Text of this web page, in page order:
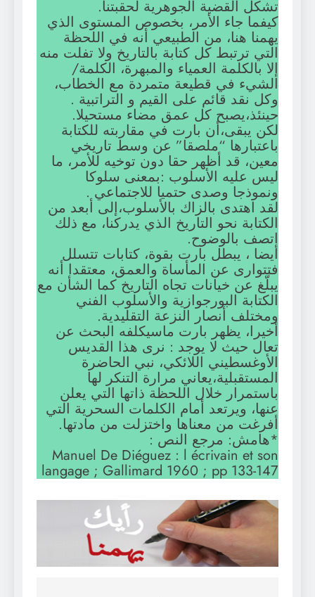
تشكل القضية الجوهرية لحقبتنا.
كيفما جاء الأمر، بخصوص المستوى الذي
يهمنا هنا، من الطبيعي أنه في اللحظة
التي ترتبط كل كتابة بالتاريخ ولا تفلت منه
إلا بالكلمة العمياء والمبهرة، الكلمة/
الشيء في قطيعة متمردة مع الخطاب،
وكل نقد قائم على القيم و التراتبية .
حينئذ،يصبح كل عمق مضاء مستحيلا.
لكن يبقى،أن بارت في مقاربته للكتابة
باعتبارها “ملصقا” عن وسط تاريخي
معين، قد أظهر حقا دون توخيه للأمر، ما
ليس عليه الأسلوب :بمعنى سلوكا
ونموذجا وصدى حتميا للاجتماعي .
لقد اهتدى بالزاك بالأسلوب،إلى أبعد من
الكتابة نحو التاريخ الذي يدركنا، مع ذلك
اتصف بالوضوح.
أيضا ، يبطل بارت بقوة، كتابات تتسلل
فتتوارى عن المأساة والعمق، معتقدا أنه
يبلّغ عن خيانات تجاه التاريخ كما الشأن مع
الكتابة البورجوازية والأسلوب الفني
ومختلف أنصار النزعة التقليدية.
أخيرا، يظهر بارت ماسيكلفه البحث عن
تعال حيث لا يوجد : نرى هذا القديس
الأوغسطيني اللائكي، نبي الحاضرة
المستقبلية،يعاني مرارة التنكر لها
باستمرار خلال اللحظة ذاتها التي يعلن
عنها، ويرتعد أمام الكلمات السحرية التي
أفرغت من معناها واختزلت من مادتها.
*هامش: مرجع النص :
Manuel De Diéguez : l écrivain et son
langage ; Gallimard 1960 ; pp 133-147